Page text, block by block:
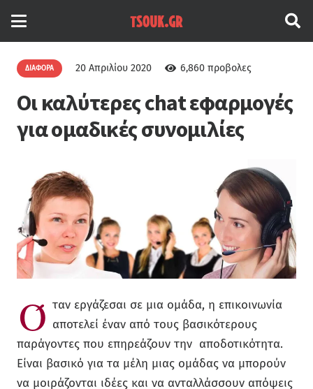
ΔΙΆΦΟΡΑ 20 Απριλίου 2020 6,860 προβολες
Οι καλύτερες chat εφαρμογές
για ομαδικές συνομιλίες
Ό ταν εργάζεσαι σε μια ομάδα, η επικοινωνία
αποτελεί έναν από τους βασικότερους
παράγοντες που επηρεάζουν την αποδοτικότητα.
Είναι βασικό για τα μέλη μιας ομάδας να μπορούν
να μοιράζονται ιδέες και να ανταλλάσσουν απόψεις